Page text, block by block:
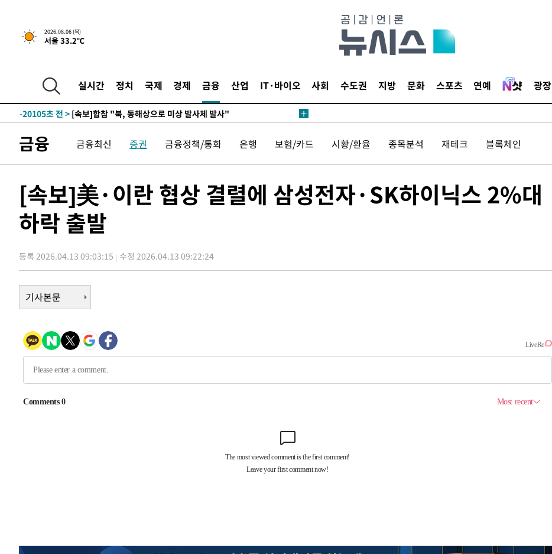
2026.08.06 (목)
서울 33.2℃
실시간 정치 국제 경제 금융 산업 IT·바이오 사회 수도권 지방 문화 스포츠 연예 광장
1시간 전 >[속보]경찰, '홍명보 선임 논란' 대한축구협회·축구회관 등 압수수색
-22521초 전 >[속보]합참 "北 발사체는 단거리탄도미사일…감시·경계태세 강
-20699초 전 >
[속보] SKT, 에이닷 서비스 장애 발생…"원인 파악 중"
-20105초 전 >
-19501초 전 > '낮 최고 39도' 불볕더위…한밤 열대야도 계속[내일날씨]
-19122초 전 >
"韓 외환시장 개입 관측 배경엔 美의 대한국 무역적자 있어"
-18949초 전 >'월드컵 탈락 후폭풍' 축구협회…초유의 압수수색에 '충격·당황'
-18351초 전 >
[속보]종합특검, 대검 추가 압수수색…내란 중요임무종사 혐의
-14446초 전 >[속보]코스닥, 800p 회복…0.26% 오른 801.67 마감
-14376초 전 >[속보]코스피, 301.88포인트(4.58%) 내린 6296.38 마감
-11840초 전 >"여기 떨어졌다"…다누리, 스페이스X 로켓 달 충돌 흔적 포착
-1486초 전 >
내일까지 39도 '펄펄'…기상청 "태풍 지나며 폭염 잠시 꺾인다"
-1123초 전 >트럼프, 한국계 진보 주지사 후보 맹공…"공산주의가 최대 위협"
-1101초 전 > "美간섭에 합의 지연"…트럼프, '이란 호르무즈 통제권' 수용할까
39분 전 >[속보]산업장관 "李정부, 원전 반대 안해…안정 전력 위해 불가피"
[속보]7~9일 프로야구 3연전도 폭염 취소…11일 재개
-14446초 전 >[속보]코스닥, 800p 회복…0.26% 오른 801.67 마감
금융 금융최신 증권 금융정책/통화 은행 보험/카드 시황/환율 종목분석 재테크 블록체인
[속보]美·이란 협상 결렬에 삼성전자·SK하이닉스 2%대
하락 출발
등록 2026.04.13 09:03:15 수정 2026.04.13 09:22:24
기사본문